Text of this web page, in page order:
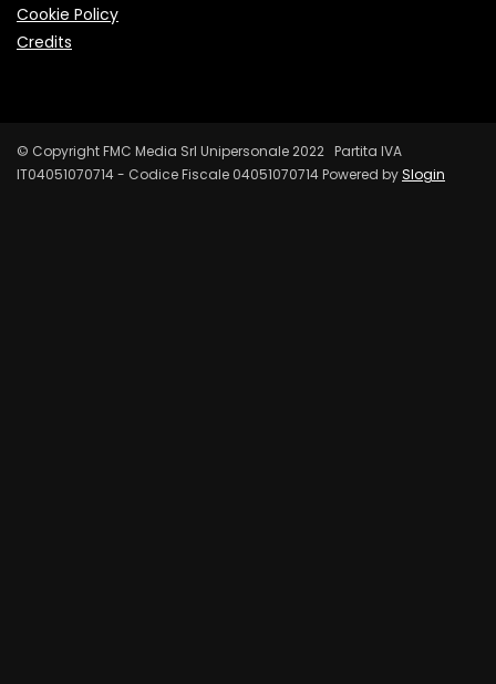
Cookie Policy
Credits
© Copyright FMC Media Srl Unipersonale 2022 Partita IVA
IT04051070714 - Codice Fiscale 04051070714 Powered bySlogin